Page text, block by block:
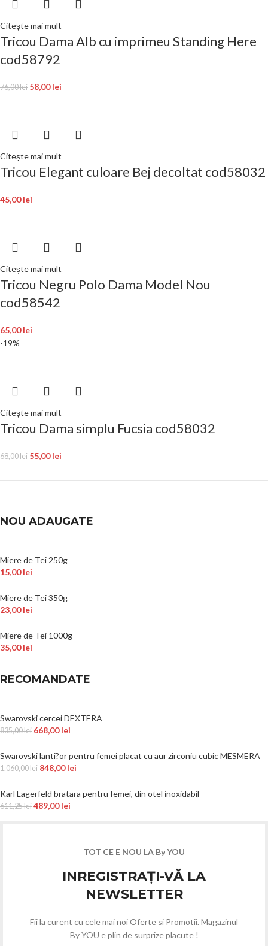
Citește mai mult
Tricou Dama Alb cu imprimeu Standing Here
cod58792
76,00lei 58,00lei
Citește mai mult
Tricou Elegant culoare Bej decoltat cod58032
45,00lei
Citește mai mult
Tricou Negru Polo Dama Model Nou
cod58542
65,00lei
-19%
Citește mai mult
Tricou Dama simplu Fucsia cod58032
68,00lei 55,00lei
NOU ADAUGATE
Miere de Tei 250g
15,00lei
Miere de Tei 350g
23,00lei
Miere de Tei 1000g
35,00lei
RECOMANDATE
Swarovski cercei DEXTERA
835,00lei 668,00lei
Swarovski lanti?or pentru femei placat cu aur zirconiu cubic MESMERA
1.060,00lei 848,00lei
Karl Lagerfeld bratara pentru femei, din otel inoxidabil
611,25lei 489,00lei
TOT CE E NOU LA By YOU
INREGISTRAȚI-VĂ LA
NEWSLETTER
Fii la curent cu cele mai noi Oferte si Promotii. Magazinul
By YOU e plin de surprize placute !